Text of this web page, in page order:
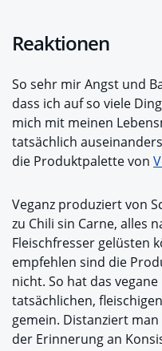
Reaktionen
So sehr mir Angst und
dass ich auf so viele
mich mit meinen
tatsächlich
die Produktpalette von
Veganz produziert von
zu Chili sin Carne, alles
Fleischfresser gelüsten
empfehlen sind die
nicht. So hat das
tatsächlichen,
gemein. Distanziert
der Erinnerung an